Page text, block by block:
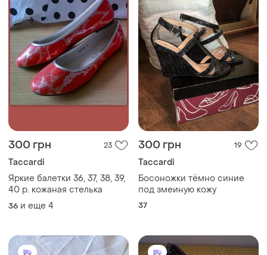
300 грн 23
Taccardi
Яркие балетки 36, 37, 38, 39,
40 р. кожаная стелька
36 и еще 4
300 грн 19
Taccardi
Босоножки тёмно синие
под змеиную кожу
37